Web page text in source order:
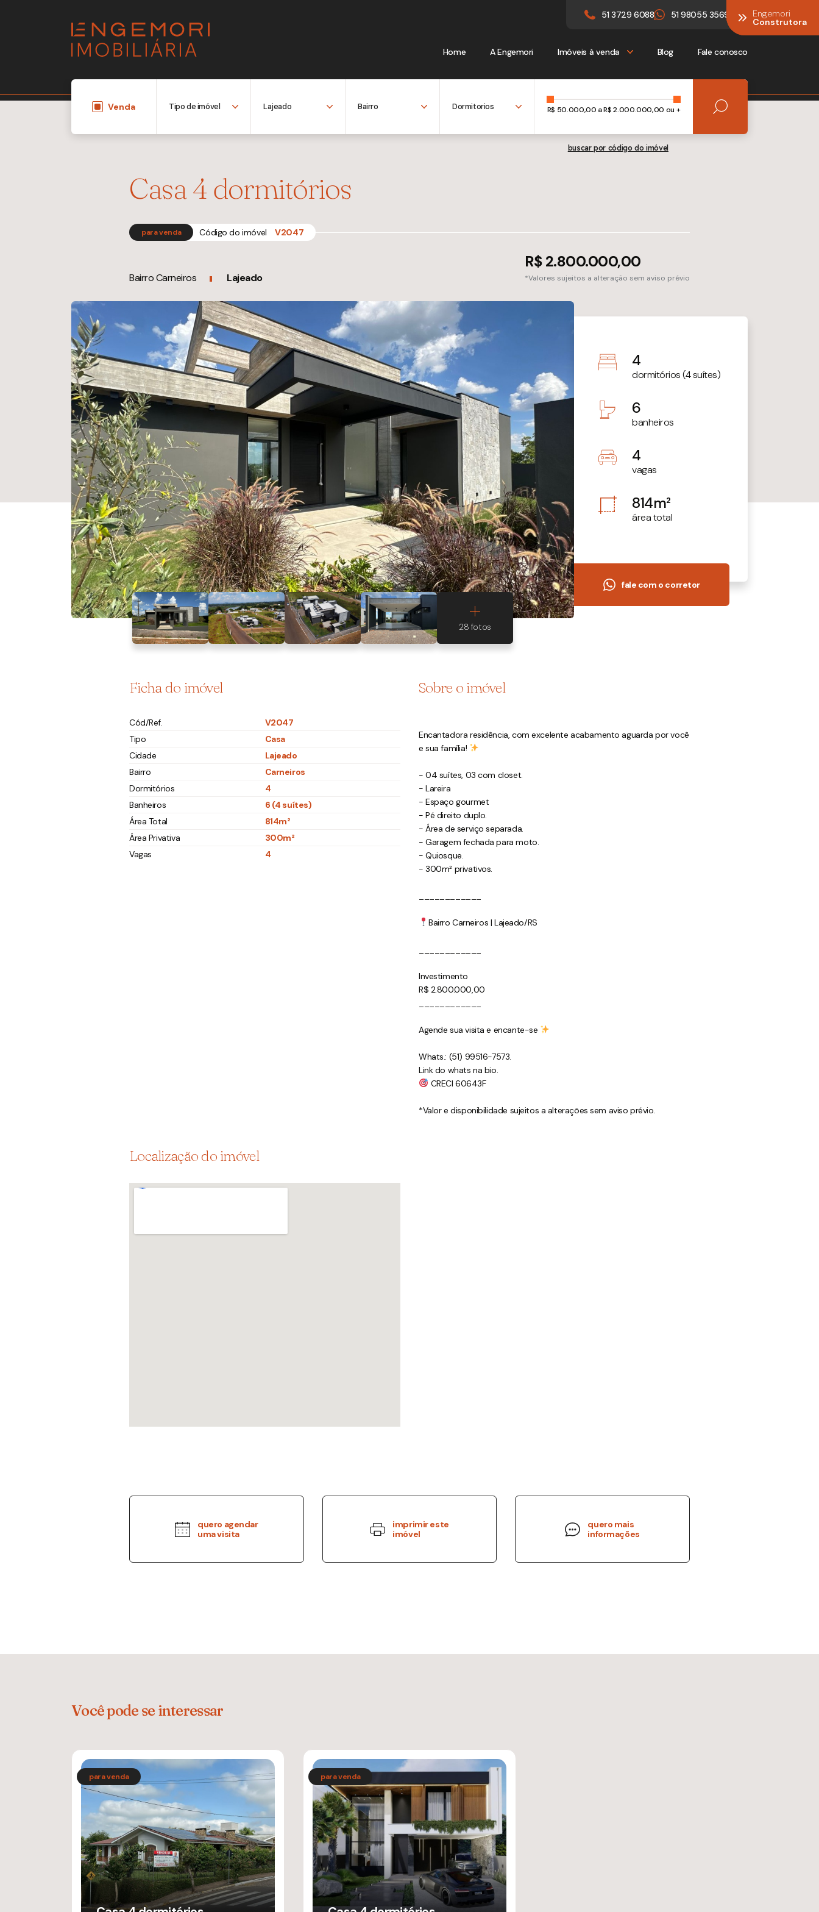
Home A Engemori Imóveis à venda Blog Fale conosco
Engemori
Construtora
51 3729 6088 51 98055 3569 Engemori
Construtora
Venda R$ 50.000,00 a R$2.000.000,00 ou +
buscar por código do imóvel
Casa 4 dormitórios
para venda Código do imóvel V2047
Bairro Carneiros Lajeado
R$ 2.800.000,00
*Valores sujeitos a alteração sem aviso prévio
4
dormitórios (4 suítes)
6
banheiros
4
vagas
814m²
área total
fale com o corretor
Ficha do imóvel
Cód/Ref.
V2047
Tipo
Casa
Cidade
Lajeado
Bairro
Carneiros
Dormitórios
4
Banheiros
6 (4 suítes)
Área Total
814m²
Área Privativa
300m²
Vagas
4
Sobre o imóvel
Encantadora residência, com excelente acabamento aguarda por você
e sua família!
- 04 suítes, 03 com closet.
- Lareira
- Espaço gourmet
- Pé direito duplo.
- Área de serviço separada.
- Garagem fechada para moto.
- Quiosque.
- 300m² privativos.
Bairro Carneiros | Lajeado/RS
Investimento
R$ 2.800.000,00
Agende sua visita e encante-se
Whats.: (51) 99516-7573.
Link do whats na bio.
CRECI 60643F
*Valor e disponibilidade sujeitos a alterações sem aviso prévio.
Localização do imóvel
quero agendar
uma visita
imprimir este
imóvel
quero mais
informações
Você pode se interessar